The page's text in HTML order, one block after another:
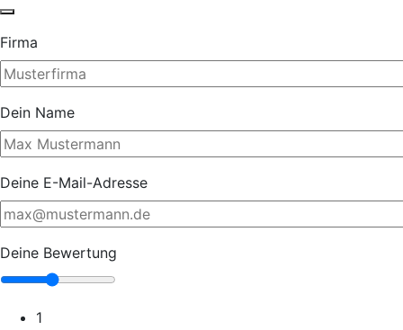
Firma
Dein Name
Deine E-Mail-Adresse
Deine Bewertung
1